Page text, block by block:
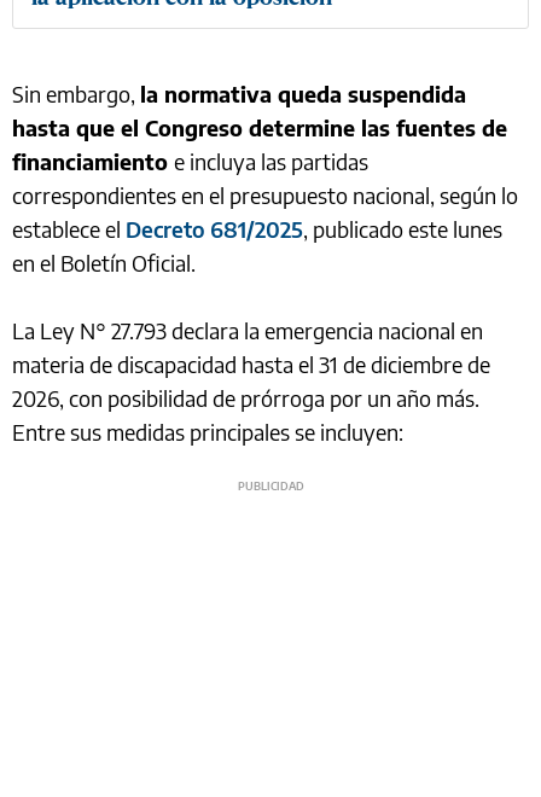
Sin embargo, la normativa queda suspendida
hasta que el Congreso determine las fuentes de
financiamiento e incluya las partidas
correspondientes en el presupuesto nacional, según lo
establece el Decreto 681/2025, publicado este lunes
en el Boletín Oficial.
La Ley N° 27.793 declara la emergencia nacional en
materia de discapacidad hasta el 31 de diciembre de
2026, con posibilidad de prórroga por un año más.
Entre sus medidas principales se incluyen: